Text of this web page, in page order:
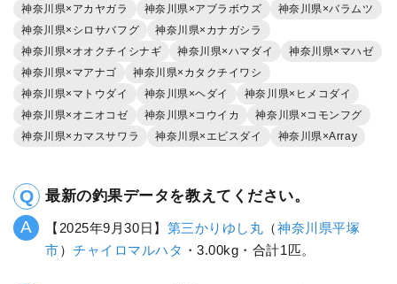
神奈川県×アカヤガラ
神奈川県×アブラボウズ
神奈川県×バラムツ
神奈川県×シロサバフグ
神奈川県×カナガシラ
神奈川県×オオクチイシナギ
神奈川県×ハマダイ
神奈川県×マハゼ
神奈川県×マアナゴ
神奈川県×カタクチイワシ
神奈川県×マトウダイ
神奈川県×ヘダイ
神奈川県×ヒメコダイ
神奈川県×オニオコゼ
神奈川県×コウイカ
神奈川県×コモンフグ
神奈川県×カマスサワラ
神奈川県×エビスダイ 神奈川県×Array
最新の釣果データを教えてください。
【2025年9月30日】 第三かりゆし丸 （神奈川県平塚
市）チャイロマルハタ ・3.00kg・合計1匹。